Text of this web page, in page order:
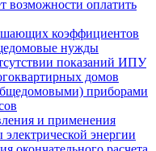
возможности оплатить
коэффициентов
нужды
показаний ИПУ
домов
приборами
и применения
энергии